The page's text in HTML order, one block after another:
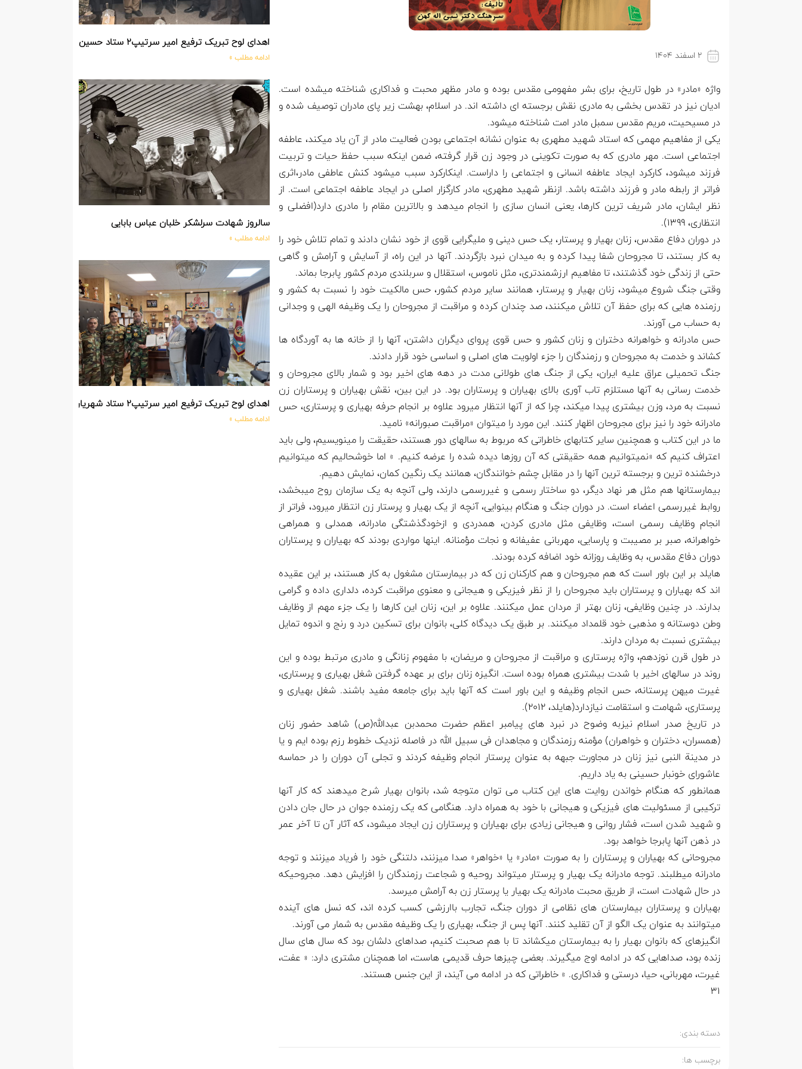
۲ اسفند ۱۴۰۴
واژه «مادر» در طول تاریخ، برای بشر مفهومی مقدس بوده و مادر مظهر محبت و فداکاری شناخته میشده است.
ادیان نیز در تقدس بخشی به مادری نقش برجسته ای داشته اند. در اسلام، بهشت زیر پای مادران توصیف شده و
در مسیحیت، مریم مقدس سمبل مادر امت شناخته میشود.
یکی از مفاهیم مهمی که استاد شهید مطهری به عنوان نشانه اجتماعی بودن فعالیت مادر از آن یاد میکند، عاطفه
اجتماعی است. مهر مادری که به صورت تکوینی در وجود زن قرار گرفته، ضمن اینکه سبب حفظ حیات و تربیت
فرزند میشود، کارکرد ایجاد عاطفه انسانی و اجتماعی را داراست. اینکارکرد سبب میشود کنش عاطفی مادر،اثری
فراتر از رابطه مادر و فرزند داشته باشد. ازنظر شهید مطهری، مادر کارگزار اصلی در ایجاد عاطفه اجتماعی است. از
نظر ایشان، مادر شریف ترین کارها، یعنی انسان سازی را انجام میدهد و بالاترین مقام را مادری دارد(افضلی و
انتظاری، ۱۳۹۹).
در دوران دفاع مقدس، زنان بهیار و پرستار، یک حس دینی و ملیگرایی قوی از خود نشان دادند و تمام تلاش خود را
به کار بستند، تا مجروحان شفا پیدا کرده و به میدان نبرد بازگردند. آنها در این راه، از آسایش و آرامش و گاهی
حتی از زندگی خود گذشتند، تا مفاهیم ارزشمندتری، مثل ناموس، استقلال و سربلندی مردم کشور پابرجا بماند.
وقتی جنگ شروع میشود، زنان بهیار و پرستار، همانند سایر مردم کشور، حس مالکیت خود را نسبت به کشور و
رزمنده هایی که برای حفظ آن تلاش میکنند، صد چندان کرده و مراقبت از مجروحان را یک وظیفه الهی و وجدانی
به حساب می آورند.
حس مادرانه و خواهرانه دختران و زنان کشور و حس قوی پروای دیگران داشتن، آنها را از خانه ها به آوردگاه ها
کشاند و خدمت به مجروحان و رزمندگان را جزء اولویت های اصلی و اساسی خود قرار دادند.
جنگ تحمیلی عراق علیه ایران، یکی از جنگ های طولانی مدت در دهه های اخیر بود و شمار بالای مجروحان و
خدمت رسانی به آنها مستلزم تاب آوری بالای بهیاران و پرستاران بود. در این بین، نقش بهیاران و پرستاران زن
نسبت به مرد، وزن بیشتری پیدا میکند، چرا که از آنها انتظار میرود علاوه بر انجام حرفه بهیاری و پرستاری، حس
مادرانه خود را نیز برای مجروحان اظهار کنند. این مورد را میتوان «مراقبت صبورانه» نامید.
ما در این کتاب و همچنین سایر کتابهای خاطراتی که مربوط به سالهای دور هستند، حقیقت را مینویسیم، ولی باید
اعتراف کنیم که «نمیتوانیم همه حقیقتی که آن روزها دیده شده را عرضه کنیم. » اما خوشحالیم که میتوانیم
درخشنده ترین و برجسته ترین آنها را در مقابل چشم خوانندگان، همانند یک رنگین کمان، نمایش دهیم.
بیمارستانها هم مثل هر نهاد دیگر، دو ساختار رسمی و غیررسمی دارند، ولی آنچه به یک سازمان روح میبخشد،
روابط غیررسمی اعضاء است. در دوران جنگ و هنگام بینوایی، آنچه از یک بهیار و پرستار زن انتظار میرود، فراتر از
انجام وظایف رسمی است، وظایفی مثل مادری کردن، همدردی و ازخودگذشتگی مادرانه، همدلی و همراهی
خواهرانه، صبر بر مصیبت و پارسایی، مهربانی عفیفانه و نجات مؤمنانه. اینها مواردی بودند که بهیاران و پرستاران
دوران دفاع مقدس، به وظایف روزانه خود اضافه کرده بودند.
هایلد بر این باور است که هم مجروحان و هم کارکنان زن که در بیمارستان مشغول به کار هستند، بر این عقیده
اند که بهیاران و پرستاران باید مجروحان را از نظر فیزیکی و هیجانی و معنوی مراقبت کرده، دلداری داده و گرامی
بدارند. در چنین وظایفی، زنان بهتر از مردان عمل میکنند. علاوه بر این، زنان این کارها را یک جزء مهم از وظایف
وطن دوستانه و مذهبی خود قلمداد میکنند. بر طبق یک دیدگاه کلی، بانوان برای تسکین درد و رنج و اندوه تمایل
بیشتری نسبت به مردان دارند.
در طول قرن نوزدهم، واژه پرستاری و مراقبت از مجروحان و مریضان، با مفهوم زنانگی و مادری مرتبط بوده و این
روند در سالهای اخیر با شدت بیشتری همراه بوده است. انگیزه زنان برای بر عهده گرفتن شغل بهیاری و پرستاری،
غیرت میهن پرستانه، حس انجام وظیفه و این باور است که آنها باید برای جامعه مفید باشند. شغل بهیاری و
پرستاری، شهامت و استقامت نیازدارد(هایلد، ۲۰۱۲).
در تاریخ صدر اسلام نیزبه وضوح در نبرد های پیامبر اعظم حضرت محمدبن عبدالله(ص) شاهد حضور زنان
(همسران، دختران و خواهران) مؤمنه رزمندگان و مجاهدان فی سبیل الله در فاصله نزدیک خطوط رزم بوده ایم و یا
در مدینة النبی نیز زنان در مجاورت جبهه به عنوان پرستار انجام وظیفه کردند و تجلی آن دوران را در حماسه
عاشورای خونبار حسینی به یاد داریم.
همانطور که هنگام خواندن روایت های این کتاب می توان متوجه شد، بانوان بهیار شرح میدهند که کار آنها
ترکیبی از مسئولیت های فیزیکی و هیجانی با خود به همراه دارد. هنگامی که یک رزمنده جوان در حال جان دادن
و شهید شدن است، فشار روانی و هیجانی زیادی برای بهیاران و پرستاران زن ایجاد میشود، که آثار آن تا آخر عمر
در ذهن آنها پابرجا خواهد بود.
مجروحانی که بهیاران و پرستاران را به صورت «مادر» یا «خواهر» صدا میزنند، دلتنگی خود را فریاد میزنند و توجه
مادرانه میطلبند. توجه مادرانه یک بهیار و پرستار میتواند روحیه و شجاعت رزمندگان را افزایش دهد. مجروحیکه
در حال شهادت است، از طریق محبت مادرانه یک بهیار یا پرستار زن به آرامش میرسد.
بهیاران و پرستاران بیمارستان های نظامی از دوران جنگ، تجارب باارزشی کسب کرده اند، که نسل های آینده
میتوانند به عنوان یک الگو از آن تقلید کنند. آنها پس از جنگ، بهیاری را یک وظیفه مقدس به شمار می آورند.
انگیزهای که بانوان بهیار را به بیمارستان میکشاند تا با هم صحبت کنیم، صداهای دلشان بود که سال های سال
زنده بود، صداهایی که در ادامه اوج میگیرند. بعضی چیزها حرف قدیمی هاست، اما همچنان مشتری دارد: « عفت،
غیرت، مهربانی، حیا، درستی و فداکاری. » خاطراتی که در ادامه می آیند، از این جنس هستند.
31
دسته بندی:
برچسب ها:
اهدای لوح تبریک ترفیع امیر سرتیپ۲ ستاد حسین صادق زاده فرمانده تیپ ۲۵ واکنش سریع شهید آبگون نزاجا مستقر در تبریز
ادامه مطلب »
سالروز شهادت سرلشکر خلبان عباس بابایی
ادامه مطلب »
اهدای لوح تبریک ترفیع امیر سرتیپ۲ ستاد شهریار پورفضلی فرمانده تیپ ۳۶۴ شهید نصیرزاده نزاجا مستقر در مهاباد
ادامه مطلب »